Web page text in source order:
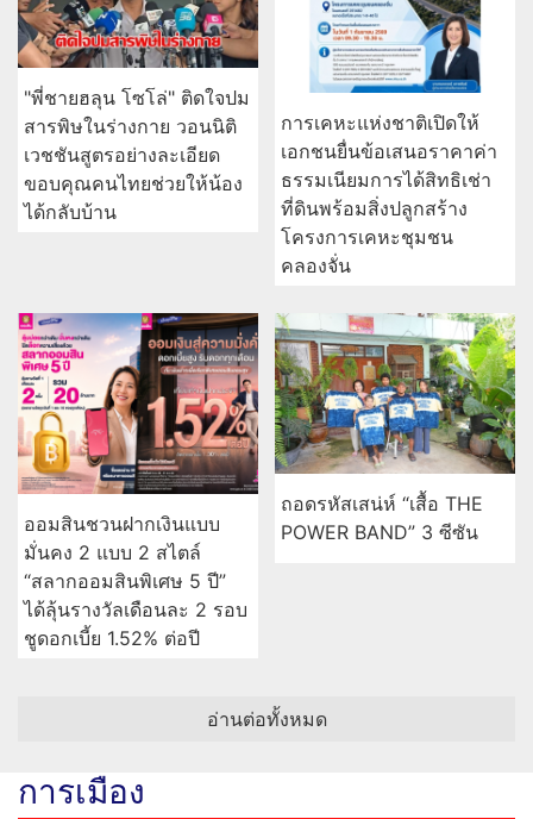
"พี่ชายฮลุน โซโล่" ติดใจปม
สารพิษในร่างกาย วอนนิติ
เวชชันสูตรอย่างละเอียด
ขอบคุณคนไทยช่วยให้น้อง
ได้กลับบ้าน
การเคหะแห่งชาติเปิดให้
เอกชนยื่นข้อเสนอราคาค่า
ธรรมเนียมการได้สิทธิเช่า
ที่ดินพร้อมสิ่งปลูกสร้าง
โครงการเคหะชุมชน
คลองจั่น
ออมสินชวนฝากเงินแบบ
มั่นคง 2 แบบ 2 สไตล์
“สลากออมสินพิเศษ 5 ปี”
ได้ลุ้นรางวัลเดือนละ 2 รอบ
ชูดอกเบี้ย 1.52% ต่อปี
ถอดรหัสเสน่ห์ “เสื้อ THE
POWER BAND” 3 ซีซัน
อ่านต่อทั้งหมด
การเมือง